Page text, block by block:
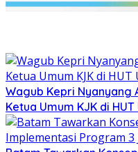
Wagub Kepri Nyanyang
Ketua Umum KJK di